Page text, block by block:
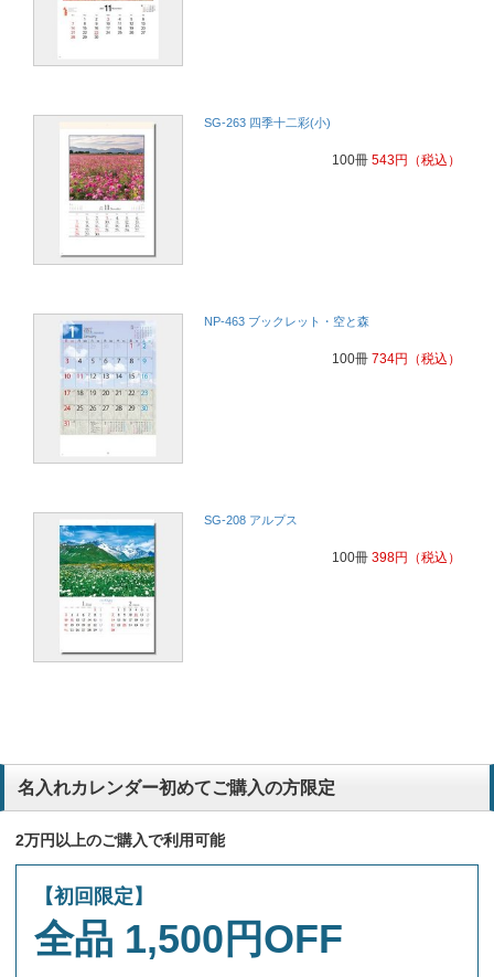
SG-263 四季十二彩(小)
100冊 543円 （税込）
NP-463 ブックレット・空と森
100冊 734円 （税込）
SG-208 アルプス
100冊 398円 （税込）
名入れカレンダー初めてご購入の方限定
2万円以上のご購入で利用可能
【初回限定】
全品 1,500円OFF